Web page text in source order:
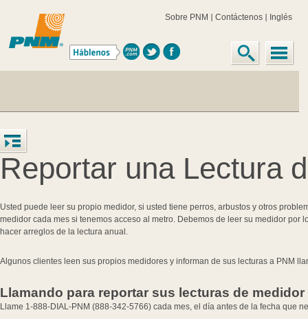
Sobre PNM Contáctenos Inglés
Reportar una Lectura
Usted puede leer su propio medidor, si usted tiene perros, arbustos y otros
medidor cada mes si tenemos acceso al metro. Debemos de leer su medidor
hacer arreglos de la lectura anual.
Algunos clientes leen sus propios medidores y informan de sus lecturas a PNM
Llamando para reportar sus lecturas de medidor
Llame 1-888-DIAL-PNM (888-342-5766) cada mes, el día antes de la fecha que